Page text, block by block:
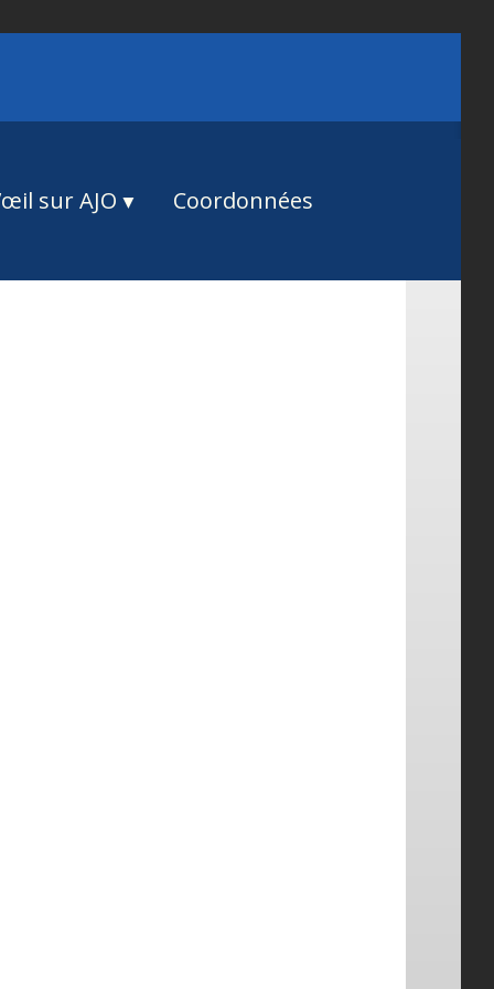
sur AJO Coordonnées